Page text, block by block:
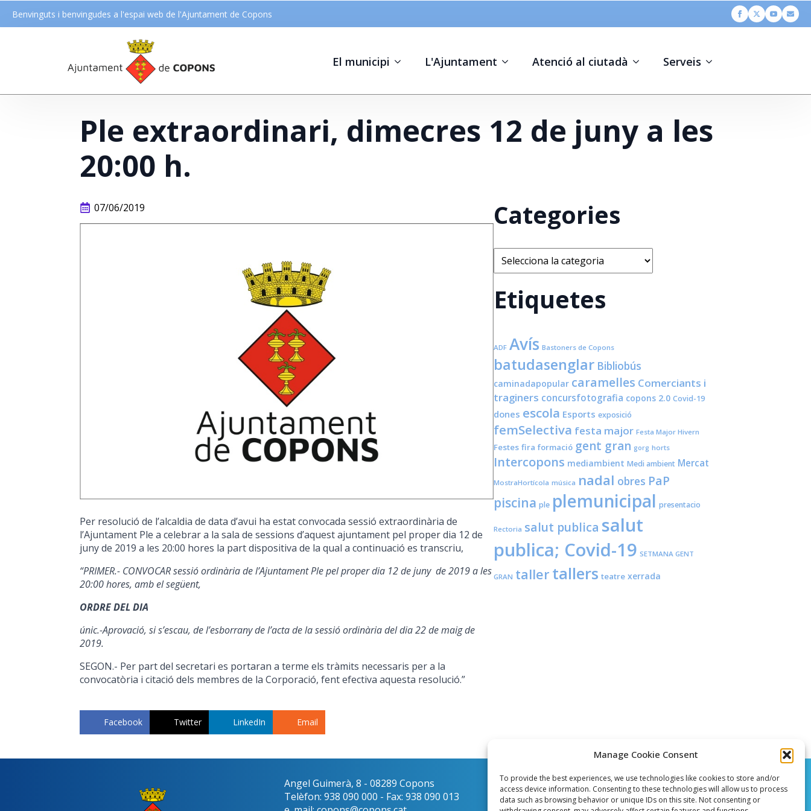
Manage Cookie Consent
To provide the best experiences, we use technologies like cookies to store and/or
access device information. Consenting to these technologies will allow us to process
data such as browsing behavior or unique IDs on this site. Not consenting or
Benvinguts i benvingudes a l'espai web de l'Ajuntament de Copons
El municipi L'Ajuntament Atenció al ciutadà Serveis
Ple extraordinari, dimecres 12 de juny a les
20:00 h.
07/06/2019
Per resolució de l’alcaldia de data d’avui ha estat convocada sessió extraordinària de
l’Ajuntament Ple a celebrar a la sala de sessions d’aquest ajuntament pel proper dia 12 de
juny de 2019 a les 20:00 hores la part dispositiva de la qual a continuació es transcriu,
“PRIMER.- CONVOCARsessióordinària del’AjuntamentPlepelproper dia 12 de juny de 2019 a les
20:00 hores, ambelsegüent,
ORDRE DEL DIA
únic.-Aprovació, si s’escau, de l’esborrany de l’acta de la sessió ordinària del dia 22 de maig de
2019.
SEGON.- Per part del secretari es portaran a terme els tràmits necessaris per a la
convocatòria i citació dels membres de la Corporació, fent efectiva aquesta resolució.”
Facebook Twitter LinkedIn Email
Categories
Categories
Etiquetes
ADF Avís Bastoners de Copons
batudasenglar Bibliobús
caminadapopular caramelles Comerciants i
traginers concursfotografia copons 2.0 Covid-19
dones escola Esports exposició
femSelectiva festa major Festa Major Hivern
Festes fira formació gent gran gorg horts
Intercopons mediambient Medi ambient Mercat
MostraHortícola música nadal obres PaP
piscina ple plemunicipal presentacio
Rectoria salut publica salut
publica; Covid-19 SETMANA GENT
GRAN taller tallers teatre xerrada
Angel Guimerà, 8 - 08289 Copons
Telèfon: 938 090 000 - Fax: 938 090 013
Català